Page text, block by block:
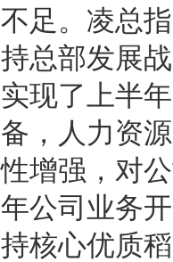
不足。凌总
持总部发展
实现了上半
备，人力资
性增强，对
年公司业务
持核心优质